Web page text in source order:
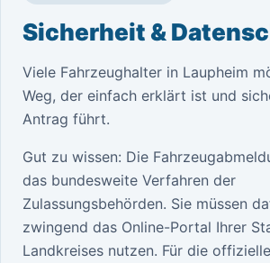
Sicherheit &
Viele Fahrzeughalter in Laupheim
Weg, der einfach erklärt ist und
Antrag führt.
Gut zu wissen: Die
das bundesweite Verfahren der
Zulassungsbehörden. Sie müssen
zwingend das Online-Portal Ihrer
Landkreises nutzen. Für die